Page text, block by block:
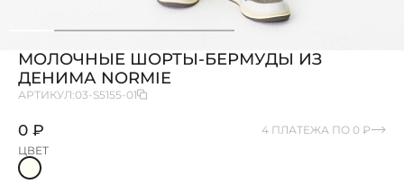
МОЛОЧНЫЕ ШОРТЫ-БЕРМУДЫ ИЗ
ДЕНИМА NORMIE
АРТИКУЛ:03-S5155-01
0 ₽
4 ПЛАТЕЖА ПО 0 ₽
ЦВЕТ